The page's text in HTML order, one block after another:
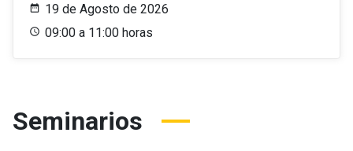
19 de Agosto de 2026
09:00 a 11:00 horas
Seminarios